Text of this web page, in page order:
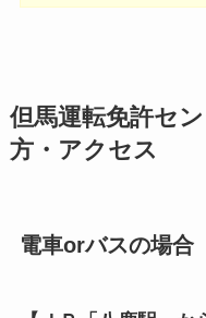
但馬運転免許セ
方・アクセス
電車orバスの場合